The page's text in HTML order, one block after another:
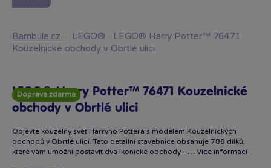
Baby Značky
Bambule.cz · LEGO® · LEGO® Harry Potter™ 76471
Kouzelnické obchody v Obrtlé ulici
Doprava zdarma
LEGO® Harry Potter™ 76471 Kouzelnické
obchody v Obrtlé ulici
Objevte kouzelný svět Harryho Pottera s modelem Kouzelnických
obchodů v Obrtlé ulici. Tato detailní stavebnice obsahuje 788 dílků,
které vám umožní postavit dva ikonické obchody –… Více informací